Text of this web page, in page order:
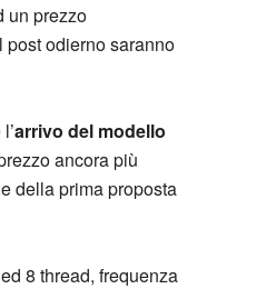
un prezzo
post odierno saranno
arrivo del modello
ancora più
della prima proposta
8 thread, frequenza